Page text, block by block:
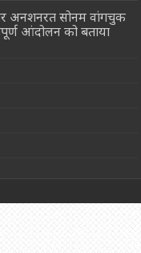
अनशनरत सोनम वांगचुक
आंदोलन को बताया